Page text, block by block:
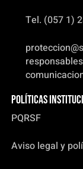
Tel. (057 1)
Políticas
PQRSF
Aviso legal y